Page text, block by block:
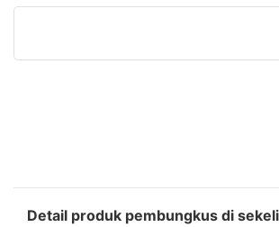
Detail produk pembungkus di